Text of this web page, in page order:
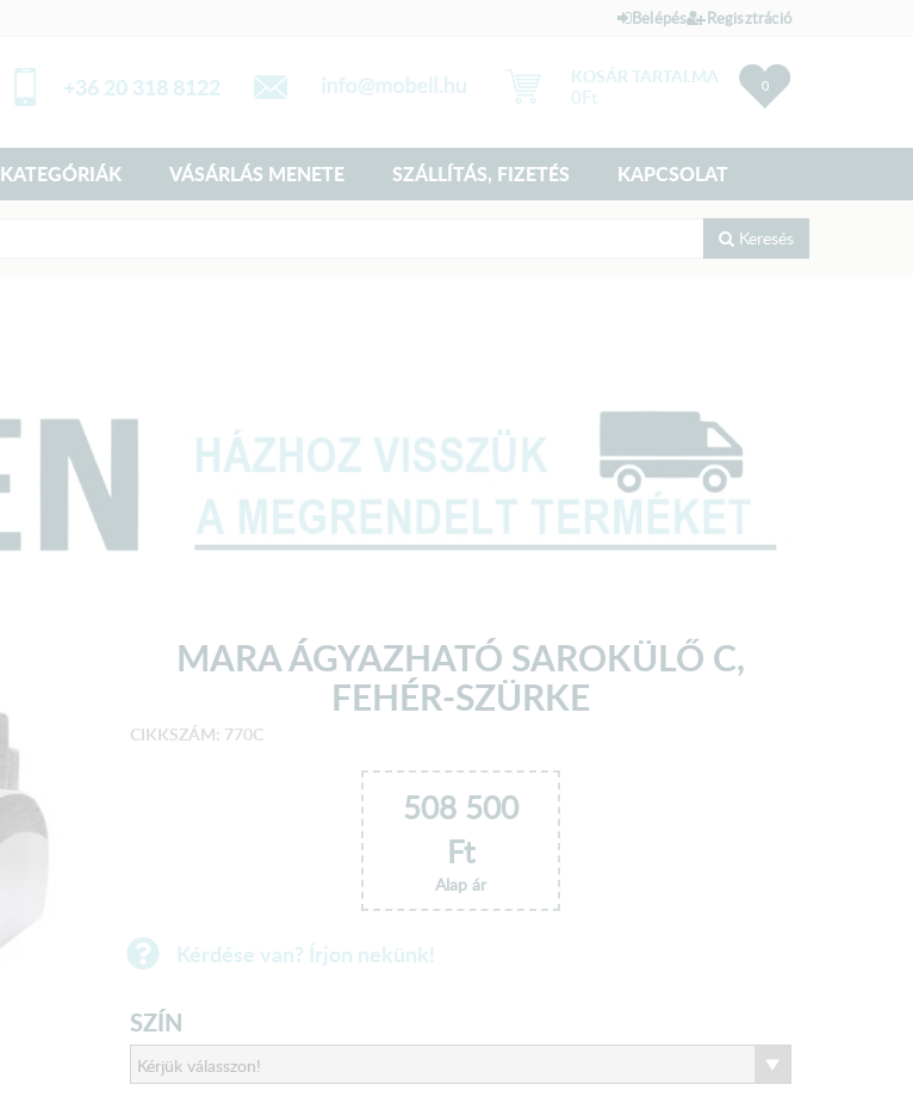
Belépés Regisztráció
0
KOSÁR TARTALMA
0Ft
+36 20 318 8122
KATEGÓRIÁK VÁSÁRLÁS MENETE SZÁLLÍTÁS, FIZETÉS KAPCSOLAT
Keresés
MARA ÁGYAZHATÓ SAROKÜLŐ C,
FEHÉR-SZÜRKE
CIKKSZÁM: 770C
508 500
Ft
Alap ár
Kérdése van? Írjon nekünk!
SZÍN